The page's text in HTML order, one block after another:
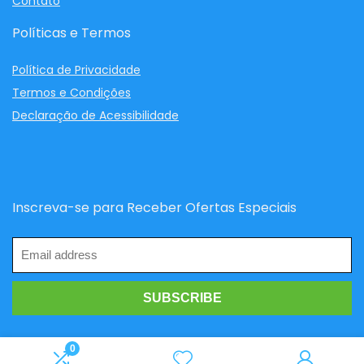
0
Políticas e Termos
Política de Privacidade
Termos e Condições
Declaração de Acessibilidade
Inscreva-se para Receber Ofertas Especiais